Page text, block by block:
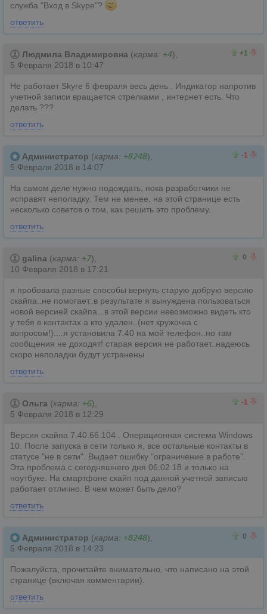
служба "Вход в Skype"?
ответить
+1
Людмила Владимировна (карма: +4),
5 Февраля 2018 в 10:47
Не работает Skyre 6 февраля весь день . Индикатор напротив
учетной записи вращается стрелками , интернет есть. Что
делать ???
ответить
-1
Администратор (карма: +8248),
5 Февраля 2018 в 14:07
На самом деле нужно подождать, пока разработчики не
исправят неполадку. Тем не менее, на этой странице есть
несколько советов о том, как решить это проблему.
ответить
0
galina (карма: +7),
10 Февраля 2018 в 17:21
я пробовала разные способы вернуть старую добрую версию
скайпа..не помогает..в результате я вынуждена пользоваться
новой версией скайпа...в этой версии невозможно видеть кто
у тебя в контактах а кто удален..(нет кружочка с
вопросом!)....я установила 7.40 на мой телефон..но там
сообщения не доходят! старая версия не работает..надеюсь
скоро неполадки будут устранены
ответить
-1
Ольга (карма: +6),
5 Февраля 2018 в 12:29
Версия скайпа 7.40.66.104 . Операционная система Windows
10. После запуска в сети только я, все остальные контакты в
статусе "не в сети". Выдает ошибку "ограничение в работе".
Эта проблема с сегодняшнего дня 06.02.18 и только на
ноутбуке. На смартфоне скайп под данной учетной записью
работает отлично. В чем может быть дело?
ответить
0
Администратор (карма: +8248),
5 Февраля 2018 в 14:23
Пожалуйста, прочитайте внимательно, что написано на этой
странице (включая комментарии).
ответить